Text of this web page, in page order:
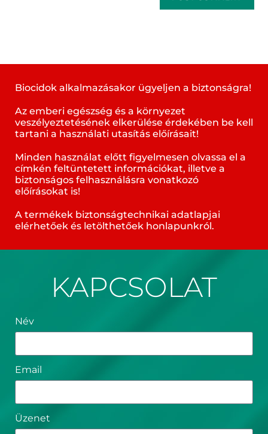
Biocidok alkalmazásakor ügyeljen a biztonságra!
Az emberi egészség és a környezet
veszélyeztetésének elkerülése érdekében be kell
tartani a használati utasítás előírásait!
Minden használat előtt figyelmesen olvassa el a
címkén feltüntetett információkat, illetve a
biztonságos felhasználásra vonatkozó
előírásokat is!
A termékek biztonságtechnikai adatlapjai
elérhetőek és letölthetőek honlapunkról.
KAPCSOLAT
Név
Email
Üzenet